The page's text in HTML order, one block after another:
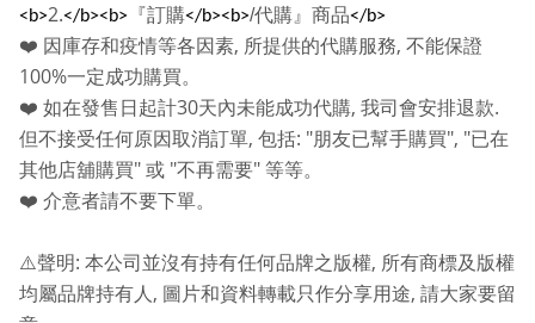
<b>2.</b><b> 『訂購</b><b>/代購』商品</b>
❤️ 因庫存和疫情等各因素, 所提供的代購服務, 不能保證
100%一定成功購買。
❤️ 如在發售日起計30天內未能成功代購, 我司會安排退款.
但不接受任何原因取消訂單, 包括: "朋友已幫手購買", "已在
其他店舖購買" 或 "不再需要" 等等。
❤️ 介意者請不要下單。
⚠️聲明: 本公司並沒有持有任何品牌之版權, 所有商標及版權
均屬品牌持有人 , 圖片和資料轉載只作分享用途, 請大家要留